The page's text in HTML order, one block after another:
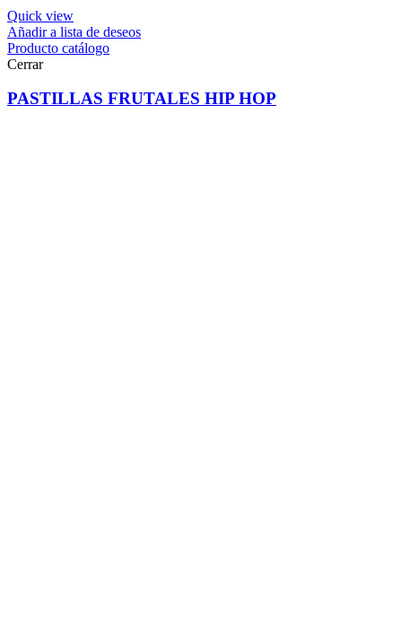
Quick view
Añadir a lista de deseos
Producto catálogo
Cerrar
PASTILLAS FRUTALES HIP HOP